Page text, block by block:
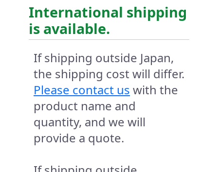
International shipping
is available.
If shipping outside Japan,
the shipping cost will differ.
Please contact us with the
product name and
quantity, and we will
provide a quote.